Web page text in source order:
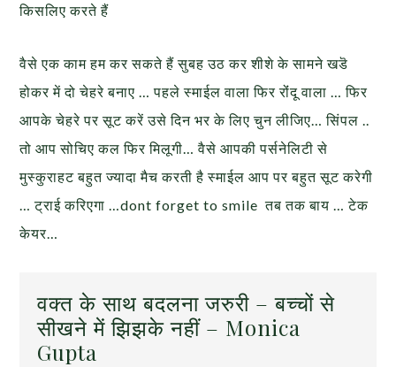
किसलिए करते हैं
वैसे एक काम हम कर सकते हैं सुबह उठ कर शीशे के सामने खडॆ
होकर में दो चेहरे बनाए … पहले स्माईल वाला फिर रोंंदू वाला … फिर
आपके चेहरे पर सूट करें उसे दिन भर के लिए चुन लीजिए… सिंपल ..
तो आप सोचिए कल फिर मिलूगी… वैसे आपकी पर्सनेलिटी से
मुस्कुराहट बहुत ज्यादा मैच करती है स्माईल आप पर बहुत सूट करेगी
… ट्राई करिएगा …dont forget to smile तब तक बाय … टेक
केयर…
वक्त के साथ बदलना जरुरी – बच्चों से
सीखने में झिझके नहीं – Monica
Gupta